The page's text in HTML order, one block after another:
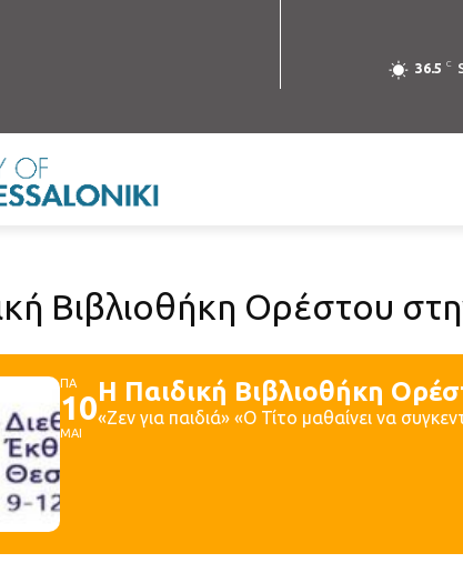
36.5 C
Βιβλιοθήκη Ορέστου
ΠΑ
10
ΜΑΙ
Η Παιδική Βιβλιοθήκη
«Ζεν για παιδιά» «Ο Τίτο μαθαίνει να